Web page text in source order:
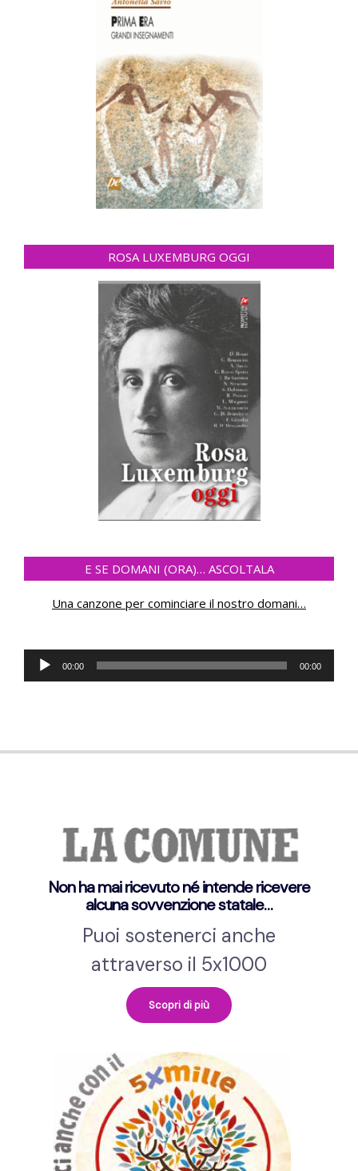
ROSA LUXEMBURG OGGI
E SE DOMANI (ORA)… ASCOLTALA
Una canzone per cominciare il nostro domani…
Audio
Player
00:00 00:00
Non ha mai ricevuto né intende ricevere
alcuna sovvenzione statale…
Puoi sostenerci anche
attraverso il 5x1000
Scopri di più